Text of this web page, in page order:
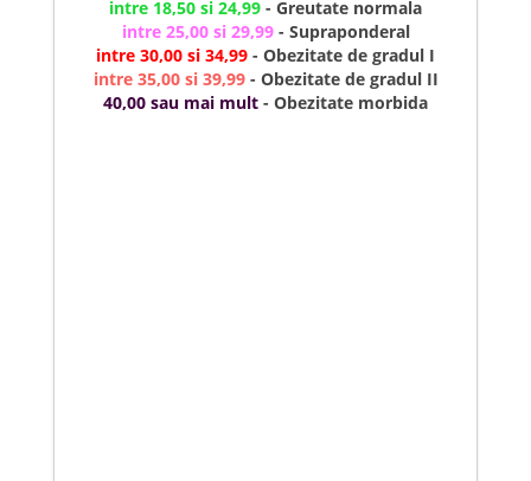
intre 18,50 si 24,99 - Greutate normala
intre 25,00 si 29,99- Supraponderal
intre 30,00 si 34,99 - Obezitate de gradul I
intre 35,00 si 39,99- Obezitate de gradul II
40,00 sau mai mult - Obezitate morbida